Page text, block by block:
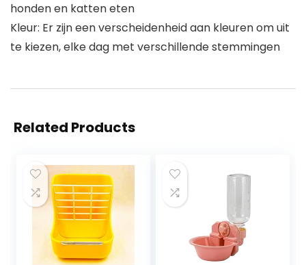
honden en katten eten
Kleur: Er zijn een verscheidenheid aan kleuren om uit
te kiezen, elke dag met verschillende stemmingen
Related Products